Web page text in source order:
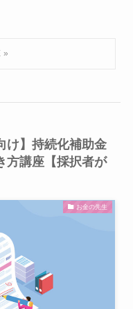
け】持続化補助金
方講座【採択者が
お金の先生